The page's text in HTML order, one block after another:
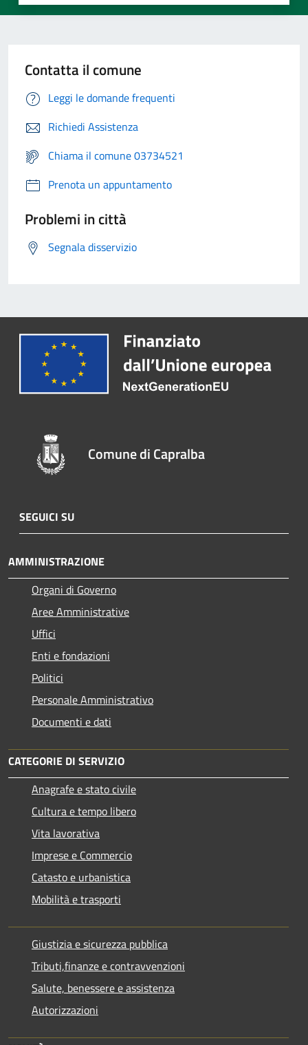
Contatta il comune
Leggi le domande frequenti
Richiedi Assistenza
Chiama il comune 03734521
Prenota un appuntamento
Problemi in città
Segnala disservizio
Comune di Capralba
SEGUICI SU
AMMINISTRAZIONE
Organi di Governo
Aree Amministrative
Uffici
Enti e fondazioni
Politici
Personale Amministrativo
Documenti e dati
CATEGORIE DI SERVIZIO
Anagrafe e stato civile
Cultura e tempo libero
Vita lavorativa
Imprese e Commercio
Catasto e urbanistica
Mobilità e trasporti
Giustizia e sicurezza pubblica
Tributi,finanze e contravvenzioni
Salute, benessere e assistenza
Autorizzazioni